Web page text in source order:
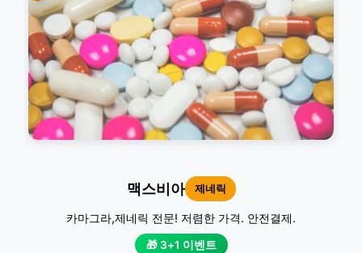
맥스비아 제네릭
카마그라,제네릭 전문! 저렴한 가격. 안전결제.
🎁 3+1 이벤트